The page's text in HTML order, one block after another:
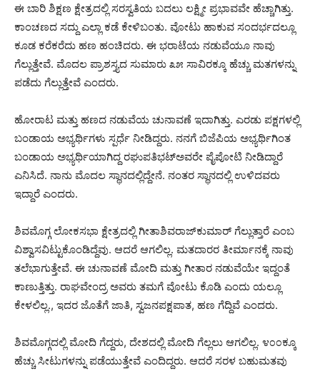
ಈ ಬಾರಿ ಶಿಕ್ಷಣ ಕ್ಷೇತ್ರದಲ್ಲಿ ಸರಸ್ವತಿಯ ಬದಲು ಲಕ್ಷ್ಮೀ ಪ್ರಭಾವವೇ ಹೆಚ್ಚಾಗಿತ್ತು.
ಕಾಂಚಣದ ಸದ್ದು ಎಲ್ಲಾ ಕಡೆ ಕೇಳಿಬಂತು. ವೋಟು ಹಾಕುವ ಸಂದರ್ಭದಲ್ಲೂ
ಕೂಡ ಕರೆಕರೆದು ಹಣ ಹಂಚಿದರು. ಈ ಭರಾಟೆಯ ನಡುವೆಯೂ ನಾವು
ಗೆಲ್ಲುತ್ತೇವೆ. ಮೊದಲ ಪ್ರಾಶಸ್ತ್ಯದ ಸುಮಾರು ೩೫ ಸಾವಿರಕ್ಕೂ ಹೆಚ್ಚು ಮತಗಳನ್ನು
ಪಡೆದು ಗೆಲ್ಲುತ್ತೇವೆ ಎಂದರು.
ಹೋರಾಟ ಮತ್ತು ಹಣದ ನಡುವೆಯ ಚುನಾವಣೆ ಇದಾಗಿತ್ತು. ಎರಡು ಪಕ್ಷಗಳಲ್ಲಿ
ಬಂಡಾಯ ಅಭ್ಯರ್ಥಿಗಳು ಸ್ಪರ್ಧೆ ನೀಡಿದ್ದರು. ನನಗೆ ಬಿಜೆಪಿಯ ಅಭ್ಯರ್ಥಿಗಿಂತ
ಬಂಡಾಯ ಅಭ್ಯರ್ಥಿಯಾಗಿದ್ದ ರಘುಪತಿಭಟ್‌ಅವರೇ ಪೈಪೋಟಿ ನೀಡಿದ್ದಾರೆ
ಎನಿಸಿದೆ. ನಾನು ಮೊದಲ ಸ್ಥಾನದಲ್ಲಿದ್ದೇನೆ. ನಂತರ ಸ್ಥಾನದಲ್ಲಿ ಉಳಿದವರು
ಇದ್ದಾರೆ ಎಂದರು.
ಶಿವಮೊಗ್ಗ ಲೋಕಸಭಾ ಕ್ಷೇತ್ರದಲ್ಲಿ ಗೀತಾಶಿವರಾಜ್‌ಕುಮಾರ್ ಗೆಲ್ಲುತ್ತಾರೆ ಎಂಬ
ವಿಶ್ವಾಸವಿಟ್ಟುಕೊಂಡಿದ್ದೆವು. ಆದರೆ ಆಗಲಿಲ್ಲ. ಮತದಾರರ ತೀರ್ಮಾನಕ್ಕೆ ನಾವು
ತಲೆಭಾಗುತ್ತೇವೆ. ಈ ಚುನಾವಣೆ ಮೋದಿ ಮತ್ತು ಗೀತಾರ ನಡುವೆಯೇ ಇದ್ದಂತೆ
ಕಾಣುತ್ತಿತ್ತು. ರಾಘವೇಂದ್ರ ಅವರು ತಮಗೆ ವೋಟು ಕೊಡಿ ಎಂದು ಯಲ್ಲೂ
ಕೇಳಲಿಲ್ಲ., ಇದರ ಜೊತೆಗೆ ಜಾತಿ, ಸ್ವಜನಪಕ್ಷಪಾತ, ಹಣ ಗೆದ್ದಿವೆ ಎಂದರು.
ಶಿವಮೊಗ್ಗದಲ್ಲಿ ಮೋದಿ ಗೆದ್ದರು, ದೇಶದಲ್ಲಿ ಮೋದಿ ಗೆಲ್ಲಲು ಆಗಲಿಲ್ಲ. ೪೦೦ಕ್ಕೂ
ಹೆಚ್ಚು ಸೀಟುಗಳನ್ನು ಪಡೆಯುತ್ತೇವೆ ಎಂದಿದ್ದರು. ಆದರೆ ಸರಳ ಬಹುಮತವು